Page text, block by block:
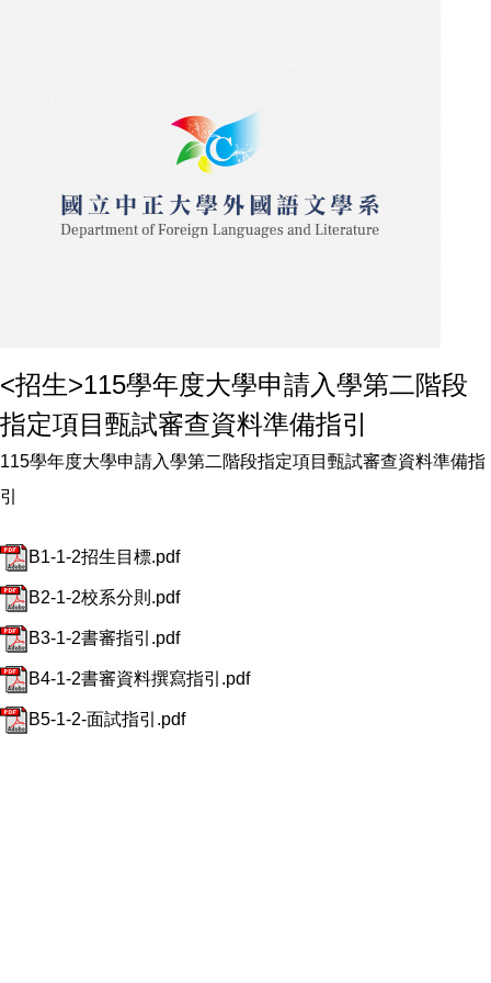
<招生>115學年度大學申請入學第二階段
指定項目甄試審查資料準備指引
115學年度大學申請入學第二階段指定項目甄試審查資料準備指
引
B1-1-2招生目標.pdf
B2-1-2校系分則.pdf
B3-1-2書審指引.pdf
B4-1-2書審資料撰寫指引.pdf
B5-1-2-面試指引.pdf